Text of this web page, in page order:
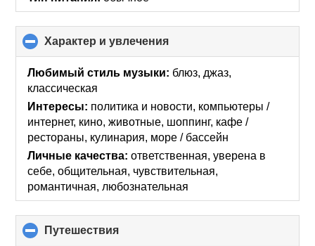
Характер и увлечения
to
collapse
Любимый стиль музыки: блюз, джаз,
классическая
Интересы: политика и новости, компьютеры /
интернет, кино, животные, шоппинг, кафе /
рестораны, кулинария, море / бассейн
Личные качества: ответственная, уверена в
себе, общительная, чувствительная,
романтичная, любознательная
Путешествия